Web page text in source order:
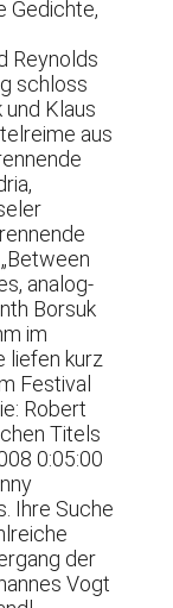
Gedichte,
Reynolds
schloss
Klaus
aus
analog-
Borsuk
im
liefen kurz
Festival
Robert
Titels
0:05:00
Ihre Suche
der
Vogt